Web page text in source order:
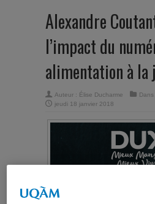
Alexandre
l’impact du
alimentation à la
Auteur : Élise Ducharme Dans
jeudi 18 janvier 2018